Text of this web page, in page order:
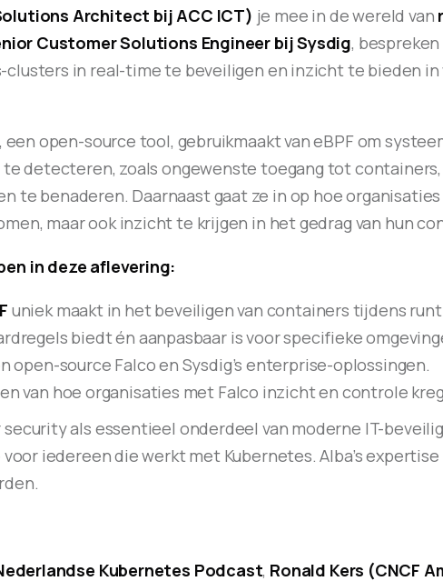
Architect bij ACC ICT) je mee in de wereld van
Customer Solutions Engineer bij Sysdig,
clusters in real-time te beveiligen en inzicht te bieden
, een open-source tool, gebruikmaakt van eBPF om
detecteren, zoals ongewenste toegang tot
te benaderen. Daarnaast gaat ze in op hoe
maar ook inzicht te krijgen in het gedrag van hun
in deze aflevering:
uniek maakt in het beveiligen van containers tijdens
biedt én aanpasbaar is voor specifieke
open-source Falco en Sysdig’s enterprise-oplossingen.
van hoe organisaties met Falco inzicht en controle
als essentieel onderdeel van moderne IT-
iedereen die werkt met Kubernetes. Alba’s
Kubernetes Podcast, Ronald Kers (CNCF